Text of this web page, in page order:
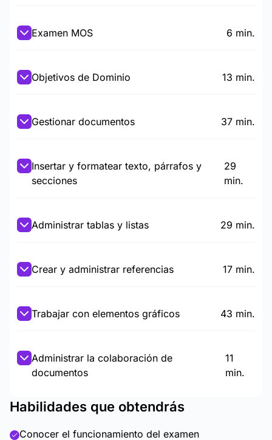
Examen MOS 6 min.
Objetivos de Dominio 13 min.
Gestionar documentos 37 min.
Insertar y formatear texto, párrafos y
secciones
29
min.
Administrar tablas y listas 29 min.
Crear y administrar referencias 17 min.
Trabajar con elementos gráficos 43 min.
Administrar la colaboración de
documentos
11
min.
Habilidades que obtendrás
Conocer el funcionamiento del examen